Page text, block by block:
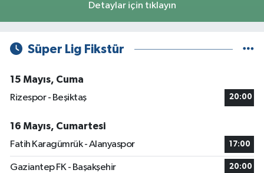
Detaylar için tıklayın
Süper Lig Fikstür
15 Mayıs, Cuma
Rizespor - Beşiktaş
20:00
16 Mayıs, Cumartesi
Fatih Karagümrük - Alanyaspor
17:00
Gaziantep FK - Başakşehir 20:00